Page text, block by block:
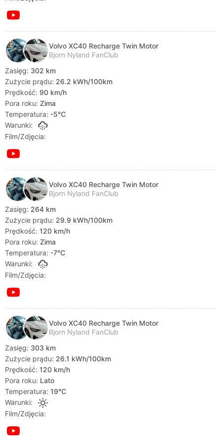
Volvo XC40 Recharge Twin Motor
Bjorn Nyland FanClub
Zasięg: 302 km
Zużycie prądu: 26.2 kWh/100km
Prędkość: 90 km/h
Pora roku: Zima
Temperatura: -5℃
Warunki:
Film/Zdjęcia:
Volvo XC40 Recharge Twin Motor
Bjorn Nyland FanClub
Zasięg: 264 km
Zużycie prądu: 29.9 kWh/100km
Prędkość: 120 km/h
Pora roku: Zima
Temperatura: -7℃
Warunki:
Film/Zdjęcia:
Volvo XC40 Recharge Twin Motor
Bjorn Nyland FanClub
Zasięg: 303 km
Zużycie prądu: 26.1 kWh/100km
Prędkość: 120 km/h
Pora roku: Lato
Temperatura: 19℃
Warunki:
Film/Zdjęcia: